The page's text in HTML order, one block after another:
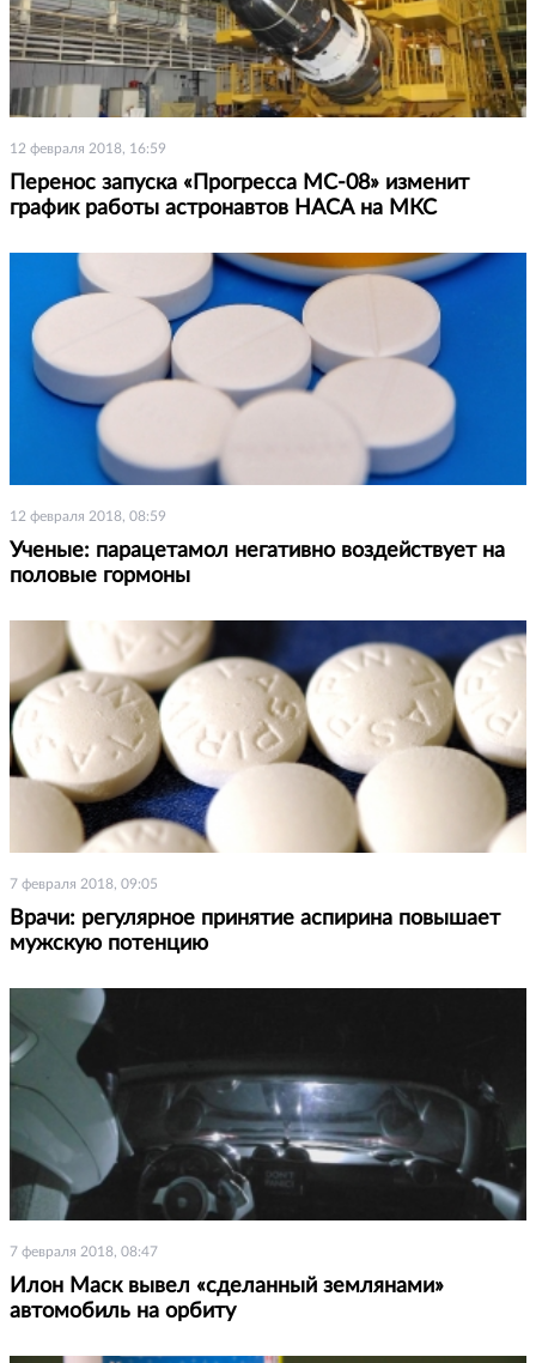
12 февраля 2018, 16:59
Перенос запуска «Прогресса МС-08» изменит
график работы астронавтов НАСА на МКС
12 февраля 2018, 08:59
Ученые: парацетамол негативно воздействует на
половые гормоны
7 февраля 2018, 09:05
Врачи: регулярное принятие аспирина повышает
мужскую потенцию
7 февраля 2018, 08:47
Илон Маск вывел «сделанный землянами»
автомобиль на орбиту